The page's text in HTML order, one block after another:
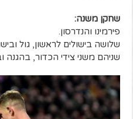
שחקן משנה:
פירמינו והנדרסון.
שלושה בישולים לראשון, גול
שניהם משני צידי הכדור,